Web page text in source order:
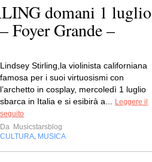
domani 1 luglio
Foyer Grande –
Lindsey Stirling,la violinista californiana
famosa per i suoi virtuosismi con
l’archetto in cosplay, mercoledì 1 luglio
sbarca in Italia e si esibirà a...
Leggere il
seguito
Da Musicstarsblog
CULTURA MUSICA